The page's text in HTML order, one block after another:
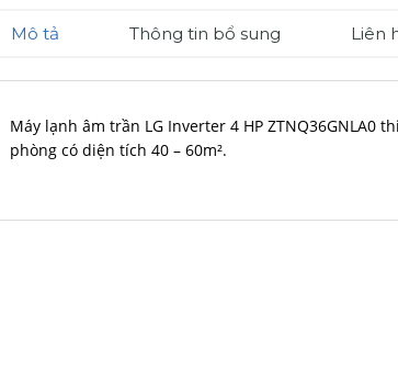
Mô tả Thông tin bổ sung Liên
Máy lạnh âm trần LG Inverter 4 HP ZTNQ36GNLA0
phòng có diện tích 40 – 60m².